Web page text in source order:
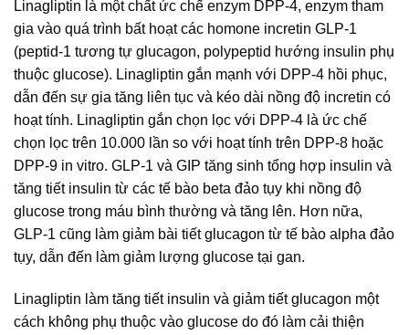
Linagliptin là một chất ức chế enzym DPP-4, enzym tham
gia vào quá trình bất hoạt các homone incretin GLP-1
(peptid-1 tương tự glucagon, polypeptid hướng insulin phụ
thuộc glucose). Linagliptin gắn mạnh với DPP-4 hồi phục,
dẫn đến sự gia tăng liên tục và kéo dài nồng độ incretin có
hoạt tính. Linagliptin gắn chọn lọc với DPP-4 là ức chế
chọn lọc trên 10.000 lần so với hoạt tính trên DPP-8 hoặc
DPP-9 in vitro. GLP-1 và GIP tăng sinh tổng hợp insulin và
tăng tiết insulin từ các tế bào beta đảo tụy khi nồng độ
glucose trong máu bình thường và tăng lên. Hơn nữa,
GLP-1 cũng làm giảm bài tiết glucagon từ tế bào alpha đảo
tụy, dẫn đến làm giảm lượng glucose tại gan.
Linagliptin làm tăng tiết insulin và giảm tiết glucagon một
cách không phụ thuộc vào glucose do đó làm cải thiện